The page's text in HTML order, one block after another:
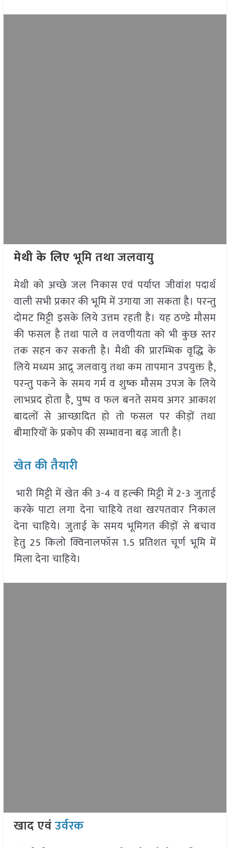
मेथी के लिए भूमि तथा जलवायु
मेथी को अच्छे जल निकास एवं पर्याप्त जीवांश पदार्थ
वाली सभी प्रकार की भूमि में उगाया जा सकता है। परन्तु
दोमट मिट्टी इसके लिये उत्तम रहती है। यह ठण्डे मौसम
की फसल है तथा पाले व लवणीयता को भी कुछ स्तर
तक सहन कर सकती है। मैथी की प्रारम्भिक वृद्धि के
लिये मध्यम आद्र्र जलवायु तथा कम तापमान उपयुक्त है,
परन्तु पकने के समय गर्म व शुष्क मौसम उपज के लिये
लाभप्रद होता है, पुष्प व फल बनते समय अगर आकाश
बादलों से आच्छादित हो तो फसल पर कीड़ों तथा
बीमारियों के प्रकोप की सम्भावना बढ़ जाती है।
खेत की तैयारी
भारी मिट्टी में खेत की 3-4 व हल्की मिट्टी में 2-3 जुताई
करके पाटा लगा देना चाहिये तथा खरपतवार निकाल
देना चाहिये। जुताई के समय भूमिगत कीड़ों से बचाव
हेतु 25 किलो क्विनालफॉस 1.5 प्रतिशत चूर्ण भूमि में
मिला देना चाहिये।
खाद एवंउर्वरक